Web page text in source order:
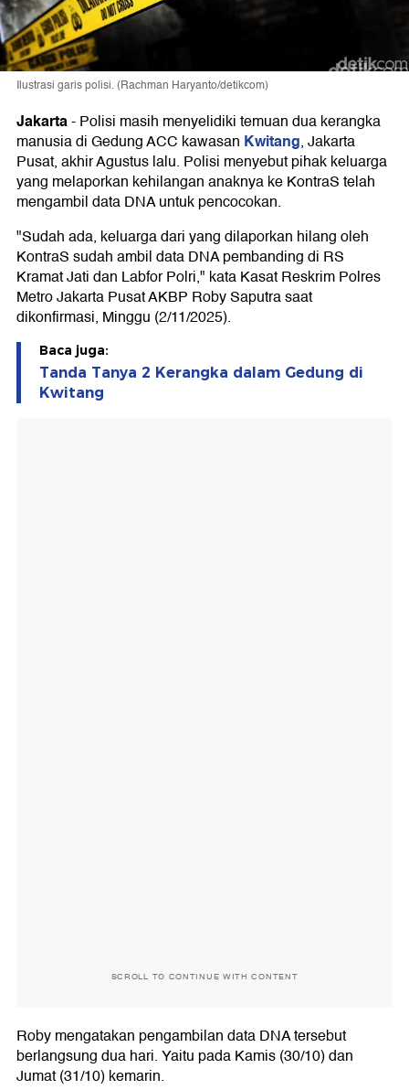
Ilustrasi garis polisi. (Rachman Haryanto/detikcom)
Jakarta-Polisi masih menyelidiki temuan dua kerangka
manusia di Gedung ACC kawasan Kwitang, Jakarta
Pusat, akhir Agustus lalu. Polisi menyebut pihak keluarga
yang melaporkan kehilangan anaknya ke KontraS telah
mengambil data DNA untuk pencocokan.
"Sudah ada, keluarga dari yang dilaporkan hilang oleh
KontraS sudah ambil data DNA pembanding di RS
Kramat Jati dan Labfor Polri," kata Kasat Reskrim Polres
Metro Jakarta Pusat AKBP Roby Saputra saat
dikonfirmasi, Minggu (2/11/2025).
Baca juga:
Tanda Tanya 2 Kerangka dalam Gedung di
Kwitang
SCROLL TO CONTINUE WITH CONTENT
Roby mengatakan pengambilan data DNA tersebut
berlangsung dua hari. Yaitu pada Kamis (30/10) dan
Jumat (31/10) kemarin.